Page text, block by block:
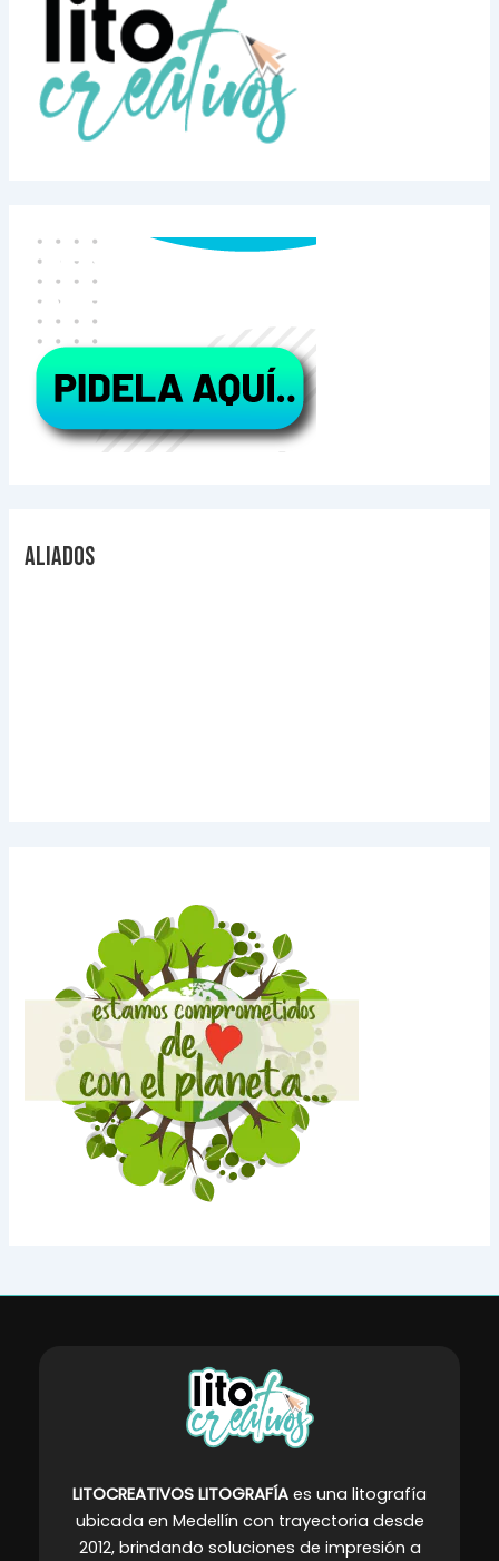
Aliados
LITOCREATIVOS LITOGRAFÍA es una litografía
ubicada en Medellín con trayectoria desde
2012, brindando soluciones de impresión a